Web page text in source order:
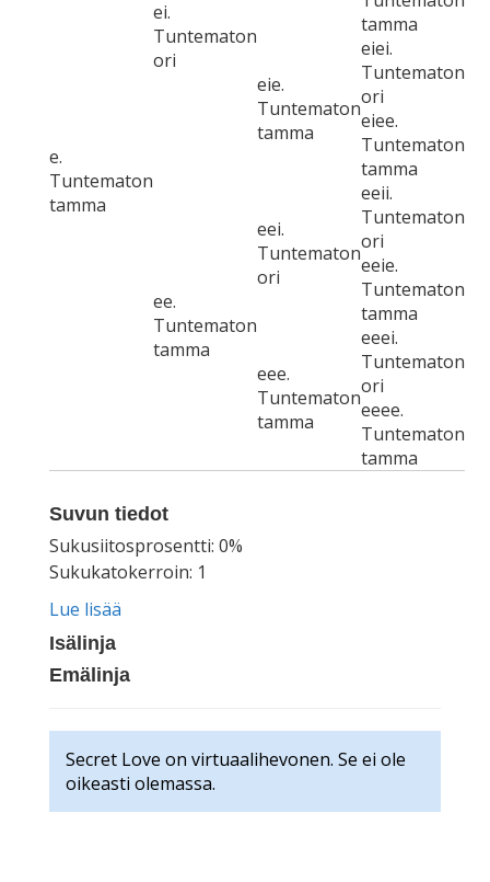
e.
Tuntematon
tamma
ei.
Tuntematon
ori
tamma
eie.
Tuntematon
tamma
eiei.
Tuntematon
ori
eiee.
Tuntematon
tamma
ee.
Tuntematon
tamma
eei.
Tuntematon
ori
eeii.
Tuntematon
ori
eeie.
Tuntematon
tamma
eee.
Tuntematon
tamma
eeei.
Tuntematon
ori
eeee.
Tuntematon
tamma
Suvun tiedot
Sukusiitosprosentti: 0%
Sukukatokerroin: 1
Lue lisää
Isälinja
Emälinja
Secret Love on virtuaalihevonen. Se ei ole
oikeasti olemassa.